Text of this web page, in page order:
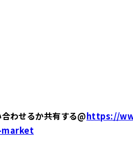
わせるか共有する@https://